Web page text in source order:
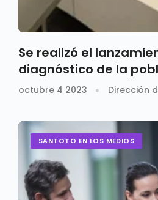
Se realizó el
diagnóstico de la
recicladora en Suba
octubre 4 2023 Dirección
SANTOTO EN LOS MEDIOS